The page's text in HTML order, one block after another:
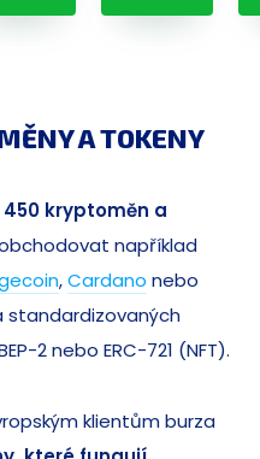
A TOKENY
kryptoměn a
například
,Cardano nebo
standardizovaných
2 nebo ERC-721 (NFT).
klientům burza